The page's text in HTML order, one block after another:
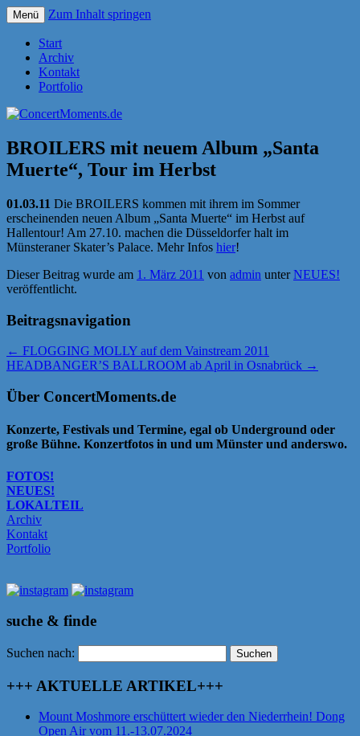
ConcertMoments.de
Menü Zum Inhalt springen
Start
Archiv
Kontakt
Portfolio
BROILERS mit neuem Album „Santa
Muerte“, Tour im Herbst
01.03.11 Die BROILERS kommen mit ihrem im Sommer
erscheinenden neuen Album „Santa Muerte“ im Herbst auf
Hallentour! Am 27.10. machen die Düsseldorfer halt im
Münsteraner Skater’s Palace. Mehr Infos hier!
Dieser Beitrag wurde am 1. März 2011 von admin unterNEUES!
veröffentlicht.
Beitragsnavigation
← FLOGGING MOLLY auf dem Vainstream 2011
HEADBANGER’S BALLROOM ab April in Osnabrück →
Über ConcertMoments.de
Konzerte, Festivals und Termine, egal ob Underground oder
große Bühne. Konzertfotos in und um Münster und anderswo.
FOTOS!
NEUES!
LOKALTEIL
Archiv
Kontakt
Portfolio
suche & finde
Suchen nach:
+++ AKTUELLE ARTIKEL+++
Mount Moshmore erschüttert wieder den Niederrhein! Dong
Open Air vom 11.-13.07.2024